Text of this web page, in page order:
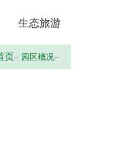
生态旅游
页– 园区概况–